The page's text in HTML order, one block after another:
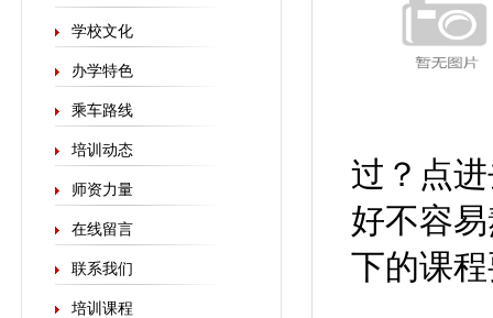
学校文化
办学特色
乘车路线
培训动态
师资力量
在线留言
联系我们
培训课程
过？点
好不容
下的课